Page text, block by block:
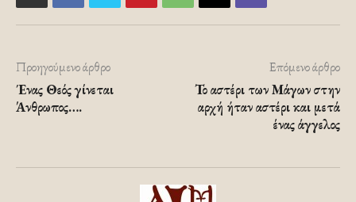
Προηγούμενο άρθρο
Ένας Θεός γίνεται
Άνθρωπος….
Επόμενο άρθρο
Το αστέρι των Μάγων στην
αρχή ήταν αστέρι και μετά
ένας άγγελος